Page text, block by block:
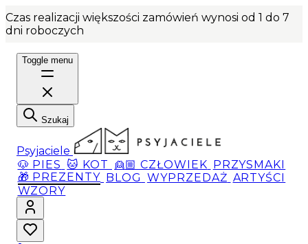
Czas realizacji większości zamówień wynosi od 1 do 7
dni roboczych
Toggle menu
Szukaj
Psyjaciele
🐶 PIES 🐱 KOT 👱🏼 CZŁOWIEK PRZYSMAKI
🎁 PREZENTY BLOG WYPRZEDAŻ ARTYŚCI
WZORY